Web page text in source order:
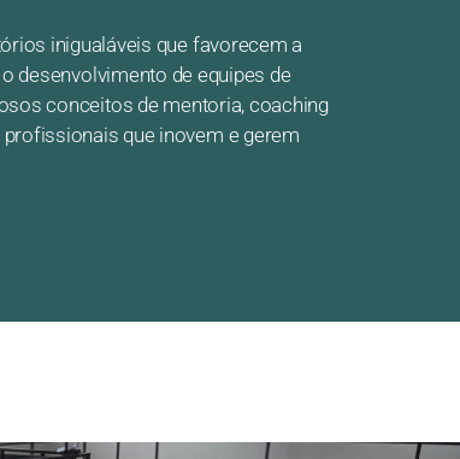
inigualáveis que favorecem a
desenvolvimento de equipes de
conceitos de mentoria, coaching
que inovem e gerem